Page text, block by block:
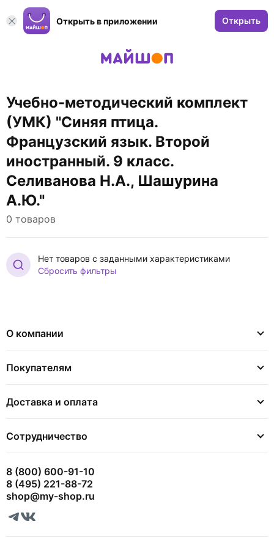
Открыть в приложении Открыть
Учебно-методический комплект
(УМК) "Синяя птица.
Французский язык. Второй
иностранный. 9 класс.
Селиванова Н.А., Шашурина
А.Ю."
0 товаров
Нет товаров с заданными характеристиками
Сбросить фильтры
О компании
Покупателям
Доставка и оплата
Сотрудничество
8 (800) 600-91-10
8 (495) 221-88-72
shop@my-shop.ru